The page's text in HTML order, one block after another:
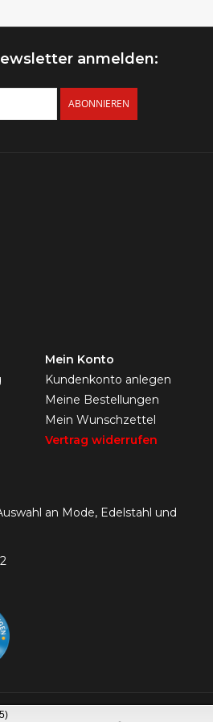
anmelden:
ABONNIEREN
Mein Konto
Kundenkonto anlegen
Meine Bestellungen
Mein Wunschzettel
Vertrag widerrufen
an Mode, Edelstahl und
-